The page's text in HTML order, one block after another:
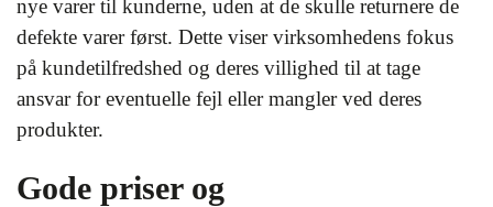
nye varer til kunderne, uden at de skulle returnere de
defekte varer først. Dette viser virksomhedens fokus
på kundetilfredshed og deres villighed til at tage
ansvar for eventuelle fejl eller mangler ved deres
produkter.
Gode priser og